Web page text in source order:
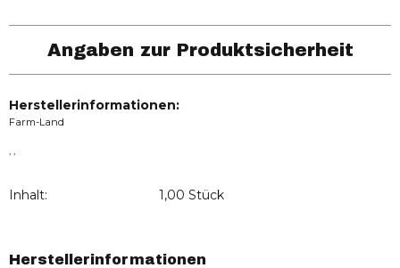
Angaben zur Produktsicherheit
Herstellerinformationen:
Farm-Land
Inhalt: 1,00 Stück
Herstellerinformationen